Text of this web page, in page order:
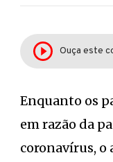
Ouça este
Enquanto os
em razão da
coronavírus, o